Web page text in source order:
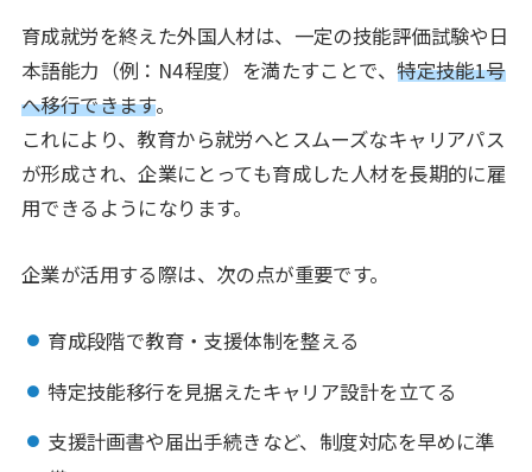
育成就労を終えた外国人材は、一定の技能評価試験や日
本語能力（例：N4程度）を満たすことで、特定技能1号
へ移行できます。
これにより、教育から就労へとスムーズなキャリアパス
が形成され、企業にとっても育成した人材を長期的に雇
用できるようになります。
企業が活用する際は、次の点が重要です。
育成段階で教育・支援体制を整える
特定技能移行を見据えたキャリア設計を立てる
支援計画書や届出手続きなど、制度対応を早めに準